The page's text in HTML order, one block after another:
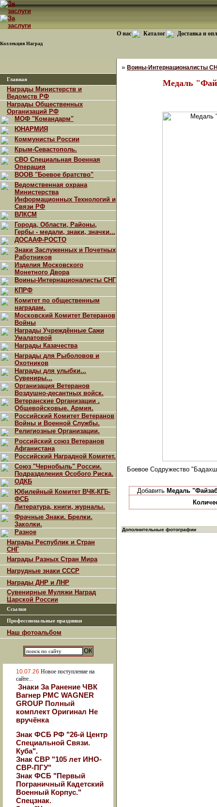
Коллекция Наград
О нас Каталог Доставка и
Главная
Награды Министерств и
Ведомств РФ
Награды Общественных
Организаций РФ
МОФ "Командарм"
ЮНАРМИЯ
Коммунисты России
Крым-Севастополь.
СВО Специальная Военная
Операция
ВООВ "Боевое братство"
Ведомственная охрана
Министерства
Информационных Технологий и
Связи РФ
ВЛКСМ
Города, Области, Районы,
Гербы - медали, знаки, значки...
ДОСААФ-РОСТО
Знаки Заслуженных и Почетных
Работников
Изделия Московского
Монетного Двора
Воины-Интернационалисты СНГ
КПРФ
Комитет по общественным
наградам.
Московский Комитет Ветеранов
Войны
Награды Учреждённые Сажи
Умалатовой
Награды Казачества
Награды для Рыболовов и
Охотников
Награды для улыбки...
Сувениры...
Организация Ветеранов
Воздушно-десантных войск.
Ветеранские Организации .
Общевойсковые. Армия.
Российский Комитет Ветеранов
Войны и Военной Службы.
Религиозные Организации.
Российский союз Ветеранов
Афганистана
Российский Наградной Комитет.
Союз "Чернобыль" России.
Подразделения Особого Риска.
ОДКБ
Юбилейный Комитет ВЧК-КГБ-
ФСБ
Литература, книги, журналы.
Фрачные Знаки. Брелки.
Заколки.
Разное
Награды Республик и Стран
СНГ
Награды Разных Стран Мира
Нагрудные знаки СССР
Награды ДНР и ЛНР
Сувенирные Муляжи Наград
Царской России
Ссылки
Профессиональные праздники
Наш фотоальбом
10.07.26 Новое поступление на
сайте...
Знаки За Ранение ЧВК
Вагнер РМС WAGNER
GROUP Полный
комплект Оригинал Не
вручёнка
Знак ФСБ РФ "26-й Центр
Специальной Связи.
Куба".
Знак СВР "105 лет ИНО-
СВР-ПГУ"
Знак ФСБ "Первый
Пограничный Кадетский
Военный Корпус."
Спецзнак.
» Воины-Интернационалисты
Медаль
Боевое Содружество
Добавить Медаль
Дополнительные фотографии